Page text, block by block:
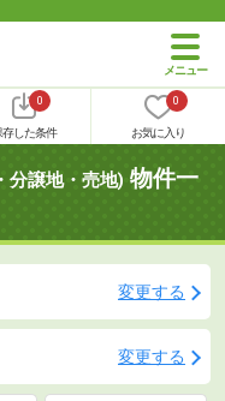
0
存した条件
0
お気に入り
分譲地・売地) 物件一
変更する
変更する